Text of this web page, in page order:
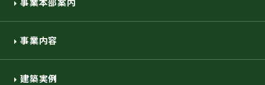
事業内容
建築実例